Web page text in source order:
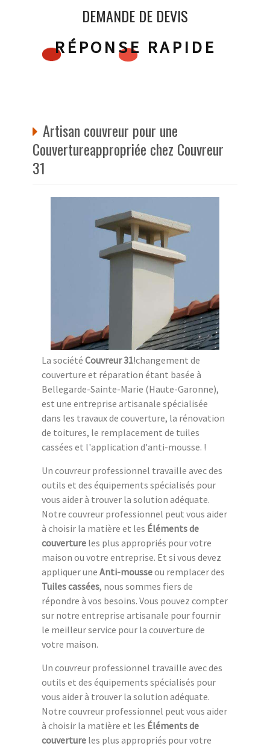
DEMANDE DE DEVIS
RÉPONSE RAPIDE
Artisan couvreur pour une
Couvertureappropriée chez Couvreur
31
La société Couvreur 31!changement de
couverture et réparation étant basée à
Bellegarde-Sainte-Marie (Haute-Garonne),
est une entreprise artisanale spécialisée
dans les travaux de couverture, la rénovation
de toitures, le remplacement de tuiles
cassées et l'application d'anti-mousse. !
Un couvreur professionnel travaille avec des
outils et des équipements spécialisés pour
vous aider à trouver la solution adéquate.
Notre couvreur professionnel peut vous aider
à choisir la matière et les Éléments de
couverture les plus appropriés pour votre
maison ou votre entreprise. Et si vous devez
appliquer une Anti-mousseou remplacer des
Tuiles cassées, nous sommes fiers de
répondre à vos besoins. Vous pouvez compter
sur notre entreprise artisanale pour fournir
le meilleur service pour la couverture de
votre maison.
Un couvreur professionnel travaille avec des
outils et des équipements spécialisés pour
vous aider à trouver la solution adéquate.
Notre couvreur professionnel peut vous aider
à choisir la matière et les Éléments de
couverture les plus appropriés pour votre